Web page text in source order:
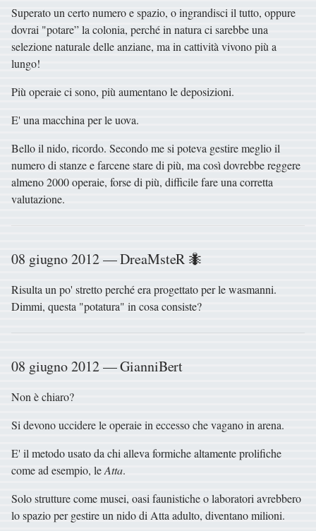
Superato un certo numero e spazio, o ingrandisci il tutto, oppure
dovrai "potare” la colonia, perché in natura ci sarebbe una
selezione naturale delle anziane, ma in cattività vivono più a
lungo!
Più operaie ci sono, più aumentano le deposizioni.
E' una macchina per le uova.
Bello il nido, ricordo. Secondo me si poteva gestire meglio il
numero di stanze e farcene stare di più, ma così dovrebbe reggere
almeno 2000 operaie, forse di più, difficile fare una corretta
valutazione.
08 giugno 2012 — DreaMsteR 🐜
Risulta un po' stretto perché era progettato per le wasmanni.
Dimmi, questa "potatura" in cosa consiste?
08 giugno 2012 — GianniBert
Non è chiaro?
Si devono uccidere le operaie in eccesso che vagano in arena.
E' il metodo usato da chi alleva formiche altamente prolifiche
come ad esempio, leAtta.
Solo strutture come musei, oasi faunistiche o laboratori avrebbero
lo spazio per gestire un nido di Atta adulto, diventano milioni.